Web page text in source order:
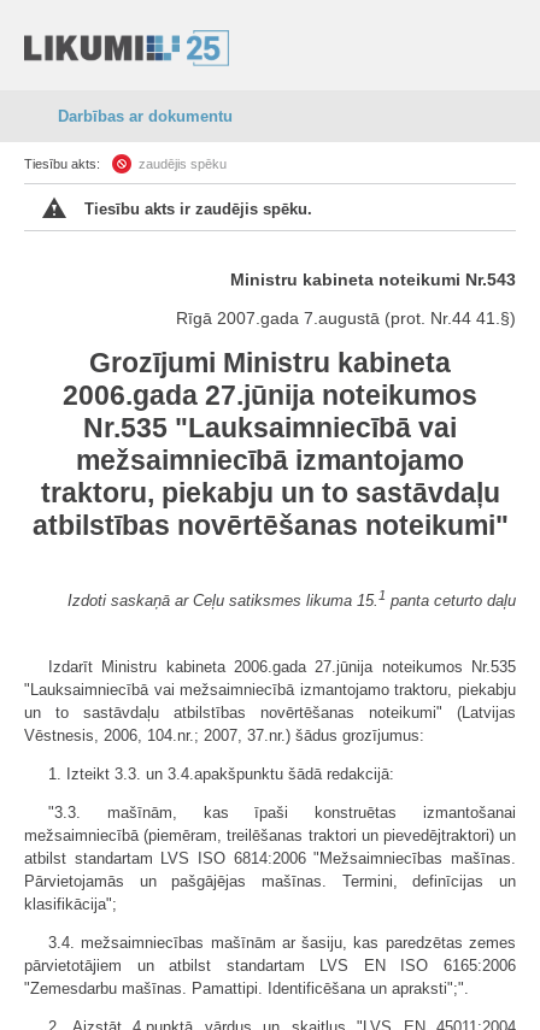
Darbības ar dokumentu
Tiesību akts: zaudējis spēku
Tiesību akts ir zaudējis spēku.
Ministru kabineta noteikumi Nr.543
Rīgā 2007.gada 7.augustā (prot. Nr.44 41.§)
Grozījumi Ministru kabineta
2006.gada 27.jūnija noteikumos
Nr.535 "Lauksaimniecībā vai
mežsaimniecībā izmantojamo
traktoru, piekabju un to sastāvdaļu
atbilstības novērtēšanas noteikumi"
Izdoti saskaņā ar Ceļu satiksmes likuma 15. 1 panta ceturto daļu
Izdarīt Ministru kabineta 2006.gada 27.jūnija noteikumos Nr.535
"Lauksaimniecībā vai mežsaimniecībā izmantojamo traktoru, piekabju
un to sastāvdaļu atbilstības novērtēšanas noteikumi" (Latvijas
Vēstnesis, 2006, 104.nr.; 2007, 37.nr.) šādus grozījumus:
1. Izteikt 3.3. un 3.4.apakšpunktu šādā redakcijā:
"3.3. mašīnām, kas īpaši konstruētas izmantošanai
mežsaimniecībā (piemēram, treilēšanas traktori un pievedējtraktori) un
atbilst standartam LVS ISO 6814:2006 "Mežsaimniecības mašīnas.
Pārvietojamās un pašgājējas mašīnas. Termini, definīcijas un
klasifikācija";
3.4. mežsaimniecības mašīnām ar šasiju, kas paredzētas zemes
pārvietotājiem un atbilst standartam LVS EN ISO 6165:2006
"Zemesdarbu mašīnas. Pamattipi. Identificēšana un apraksti";".